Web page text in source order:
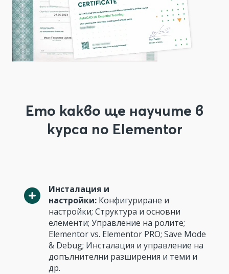
Ето какво ще научите в
курса по Elementor
Инсталация и
настройки: Конфигуриране и
настройки; Структура и основни
елементи; Управление на ролите;
Elementor vs. Elementor PRO; Save Mode
& Debug; Инсталация и управление на
допълнителни разширения и теми и
др.